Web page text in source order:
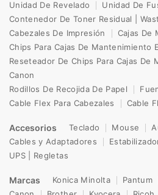
Unidad De Revelado
Unidad De
Contenedor De Toner Residual |
Cabezales De Impresión
Cajas De
Chips Para Cajas De Mantenimiento
Reseteador De Chips Para Cajas De
Canon
Rodillos De Recojida De Papel
Cable Flex Para Cabezales
Cable
Accesorios Teclado Mouse
Cables y Adaptadores
UPS | Regletas
Marcas Konica Minolta Pantum